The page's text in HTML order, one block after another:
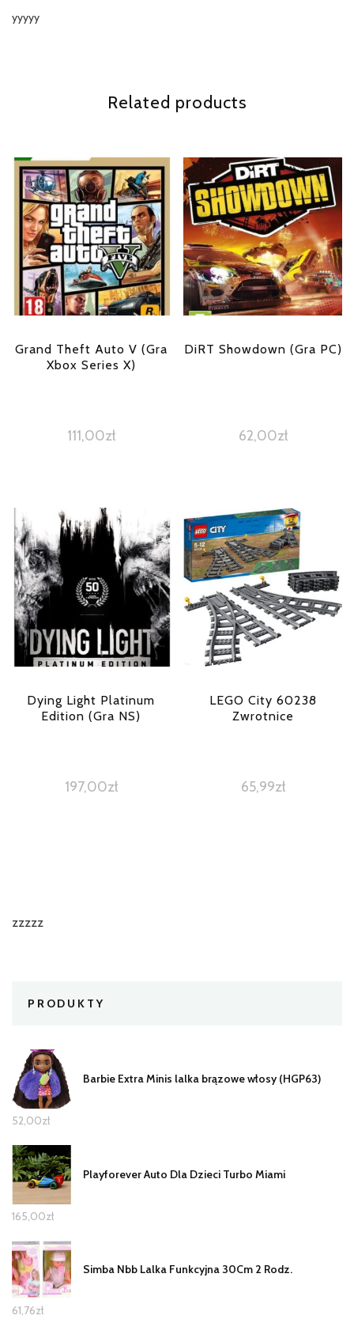
yyyyy
Related products
Grand Theft Auto V (Gra
Xbox Series X)
111,00zł
DiRT Showdown (Gra PC)
62,00zł
Dying Light Platinum
Edition (Gra NS)
197,00zł
LEGO City 60238
Zwrotnice
65,99zł
zzzzz
PRODUKTY
Barbie Extra Minis lalka brązowe włosy (HGP63)
52,00zł
Playforever Auto Dla Dzieci Turbo Miami
165,00zł
Simba Nbb Lalka Funkcyjna 30Cm 2 Rodz.
61,76zł